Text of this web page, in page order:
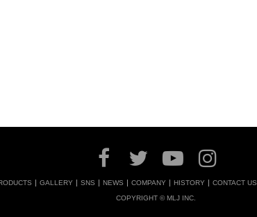
GALLERY SNS NEWS COMPANY HISTORY CONTACT US
COPYRIGHT © MLJ INC.